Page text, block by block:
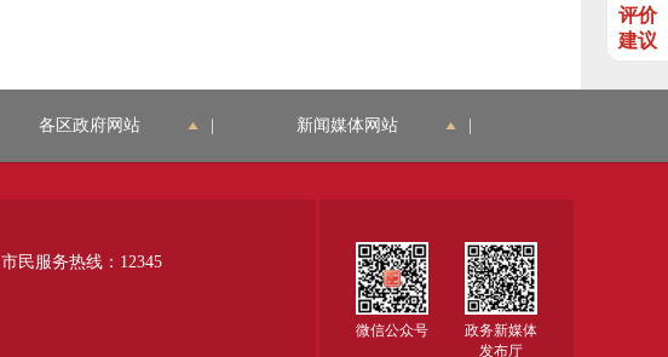
评价
建议
各区政府网站 新闻媒体网站
市民服务热线：12345
微信公众号
政务新媒体
发布厅